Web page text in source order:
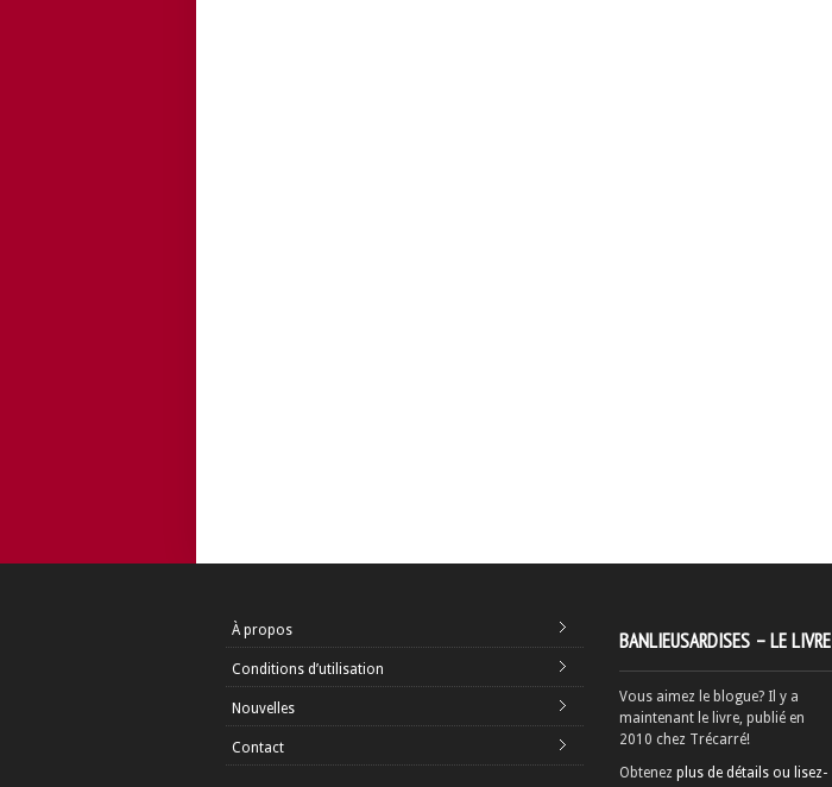
À propos
Conditions d’utilisation
Nouvelles
Contact
BANLIEUSARDISES – LE LIVRE
Vous aimez le blogue? Il y a
maintenant le livre, publié en
2010 chez Trécarré!
Obtenez plus de détails ou lisez-